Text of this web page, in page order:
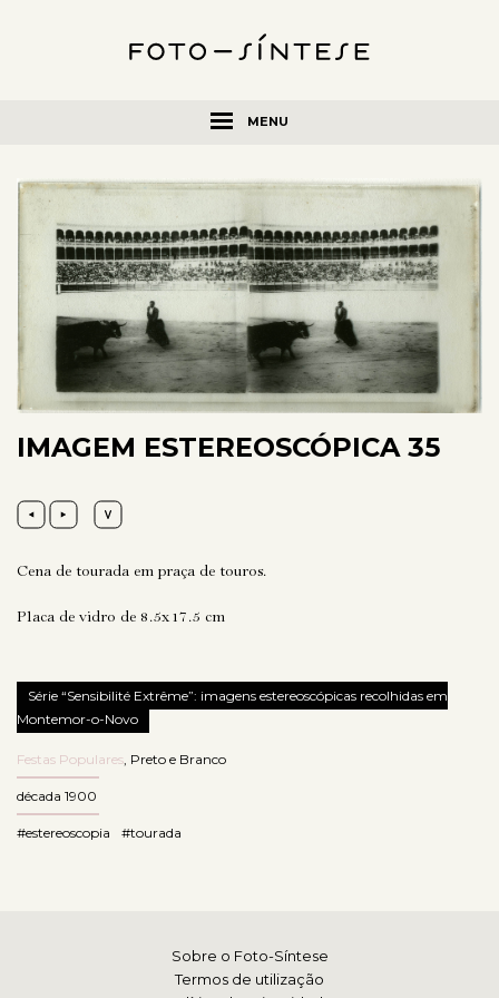
MENU
IMAGEM ESTEREOSCÓPICA 35
Cena de tourada em praça de touros.
Placa de vidro de 8.5x17.5 cm
Série “Sensibilité Extrême”: imagens estereoscópicas recolhidas em
Montemor-o-Novo
Festas Populares, Preto e Branco
década 1900
#estereoscopia #tourada
Sobre o Foto-Síntese
Termos de utilização